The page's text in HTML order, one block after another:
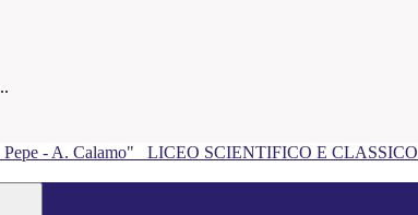
LICEO SCIENTIFICO E CLASSICO